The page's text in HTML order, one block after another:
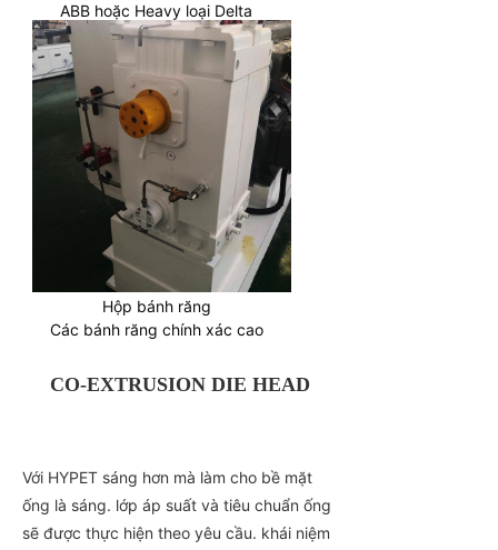
ABB hoặc Heavy loại Delta
Hộp bánh răng
Các bánh răng chính xác cao
CO-EXTRUSION DIE HEAD
Với HYPET sáng hơn mà làm cho bề mặt
ống là sáng. lớp áp suất và tiêu chuẩn ống
sẽ được thực hiện theo yêu cầu. khái niệm